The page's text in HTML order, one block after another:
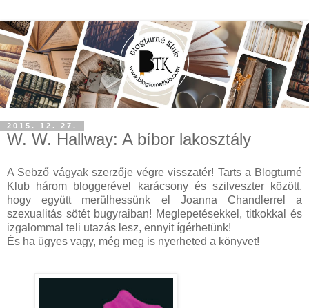
2015. 12. 27.
W. W. Hallway: A bíbor lakosztály
A Sebző vágyak szerzője végre visszatér! Tarts a Blogturné
Klub három bloggerével karácsony és szilveszter között,
hogy együtt merülhessünk el Joanna Chandlerrel a
szexualitás sötét bugyraiban! Meglepetésekkel, titkokkal és
izgalommal teli utazás lesz, ennyit ígérhetünk!
És ha ügyes vagy, még meg is nyerheted a könyvet!